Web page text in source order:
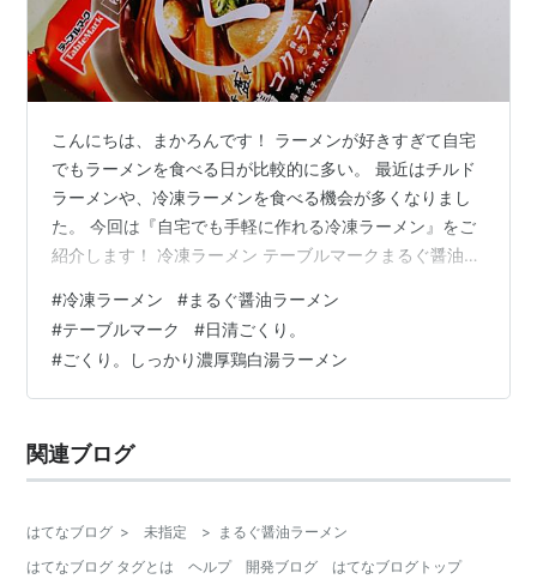
こんにちは、まかろんです！ ラーメンが好きすぎて自宅
でもラーメンを食べる日が比較的に多い。 最近はチルド
ラーメンや、冷凍ラーメンを食べる機会が多くなりまし
た。 今回は『自宅でも手軽に作れる冷凍ラーメン』をご
紹介します！ 冷凍ラーメン テーブルマークまるぐ醤油ラ
紹介 用意したもの 盛りつけて完成 食べ終わった感想 ま
とめ 冷凍ラーメン テーブルマークまるぐ醤油ラーメン、
日清ごくり。しっかり濃厚鶏白湯ラーメン 商品紹介 [冷
凍] テーブルマーク らぁ麺やまぐち監修 まるぐ 鶏コクラ
日清…
#冷凍ラーメン #まるぐ醤油ラーメン
#テーブルマーク #日清ごくり。
#ごくり。しっかり濃厚鶏白湯ラーメン
関連ブログ
はてなブログ > 未指定 > まるぐ醤油ラーメン
はてなブログ タグとは
ヘルプ 開発ブログ はてなブログトップ